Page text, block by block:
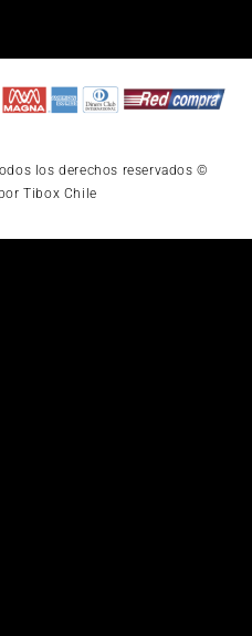
los derechos reservados ©
Tibox Chile